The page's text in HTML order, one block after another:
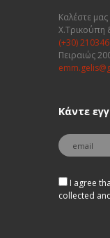
Καλέστε
Χ.Τρικούπη
(+30)
Πειραιώς
Κάντε
I agree
collected